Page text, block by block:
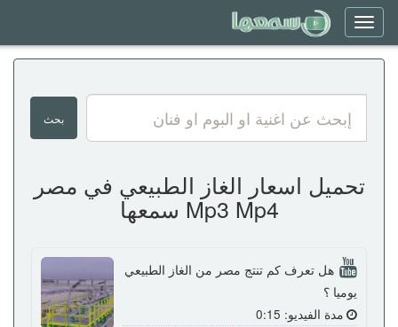
Toggle
navigation
تحميل اسعار الغاز الطبيعي في مصر
Mp3 Mp4 سمعها
هل تعرف كم تنتج مصر من الغاز الطبيعي
يوميا ؟
مدة الفيديو: 0:15